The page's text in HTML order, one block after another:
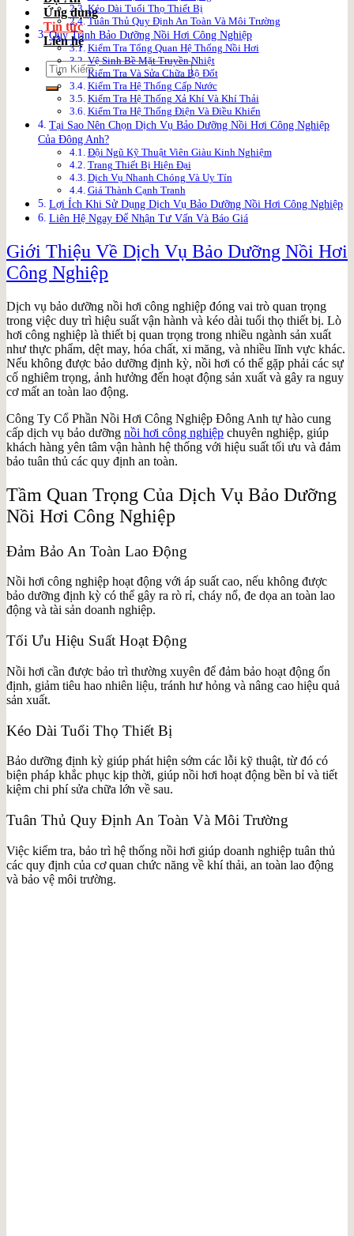
Ứng dụng
Tin tức
Liên hệ
Search
for:
Kéo Dài Tuổi Thọ Thiết Bị
Tuân Thủ Quy Định An Toàn Và Môi Trường
Quy Trình Bảo Dưỡng Nồi Hơi Công Nghiệp
Kiểm Tra Tổng Quan Hệ Thống Nồi Hơi
Vệ Sinh Bề Mặt Truyền Nhiệt
Kiểm Tra Và Sửa Chữa Bộ Đốt
Kiểm Tra Hệ Thống Cấp Nước
Kiểm Tra Hệ Thống Xả Khí Và Khí Thải
Kiểm Tra Hệ Thống Điện Và Điều Khiển
Tại Sao Nên Chọn Dịch Vụ Bảo Dưỡng Nồi Hơi Công Nghiệp
Của Đông Anh?
Đội Ngũ Kỹ Thuật Viên Giàu Kinh Nghiệm
Trang Thiết Bị Hiện Đại
Dịch Vụ Nhanh Chóng Và Uy Tín
Giá Thành Cạnh Tranh
Lợi Ích Khi Sử Dụng Dịch Vụ Bảo Dưỡng Nồi Hơi Công Nghiệp
Liên Hệ Ngay Để Nhận Tư Vấn Và Báo Giá
Giới Thiệu Về Dịch Vụ Bảo Dưỡng Nồi Hơi
Công Nghiệp
Dịch vụ bảo dưỡng nồi hơi công nghiệp đóng vai trò quan trọng
trong việc duy trì hiệu suất vận hành và kéo dài tuổi thọ thiết bị. Lò
hơi công nghiệp là thiết bị quan trọng trong nhiều ngành sản xuất
như thực phẩm, dệt may, hóa chất, xi măng, và nhiều lĩnh vực khác.
Nếu không được bảo dưỡng định kỳ, nồi hơi có thể gặp phải các sự
cố nghiêm trọng, ảnh hưởng đến hoạt động sản xuất và gây ra nguy
cơ mất an toàn lao động.
Công Ty Cổ Phần Nồi Hơi Công Nghiệp Đông Anh tự hào cung
cấp dịch vụ bảo dưỡng nồi hơi công nghiệp chuyên nghiệp, giúp
khách hàng yên tâm vận hành hệ thống với hiệu suất tối ưu và đảm
bảo tuân thủ các quy định an toàn.
Tầm Quan Trọng Của Dịch Vụ Bảo Dưỡng
Nồi Hơi Công Nghiệp
Đảm Bảo An Toàn Lao Động
Nồi hơi công nghiệp hoạt động với áp suất cao, nếu không được
bảo dưỡng định kỳ có thể gây ra rò rỉ, cháy nổ, đe dọa an toàn lao
động và tài sản doanh nghiệp.
Tối Ưu Hiệu Suất Hoạt Động
Nồi hơi cần được bảo trì thường xuyên để đảm bảo hoạt động ổn
định, giảm tiêu hao nhiên liệu, tránh hư hỏng và nâng cao hiệu quả
sản xuất.
Kéo Dài Tuổi Thọ Thiết Bị
Bảo dưỡng định kỳ giúp phát hiện sớm các lỗi kỹ thuật, từ đó có
biện pháp khắc phục kịp thời, giúp nồi hơi hoạt động bền bỉ và tiết
kiệm chi phí sửa chữa lớn về sau.
Tuân Thủ Quy Định An Toàn Và Môi Trường
Việc kiểm tra, bảo trì hệ thống nồi hơi giúp doanh nghiệp tuân thủ
các quy định của cơ quan chức năng về khí thải, an toàn lao động
và bảo vệ môi trường.